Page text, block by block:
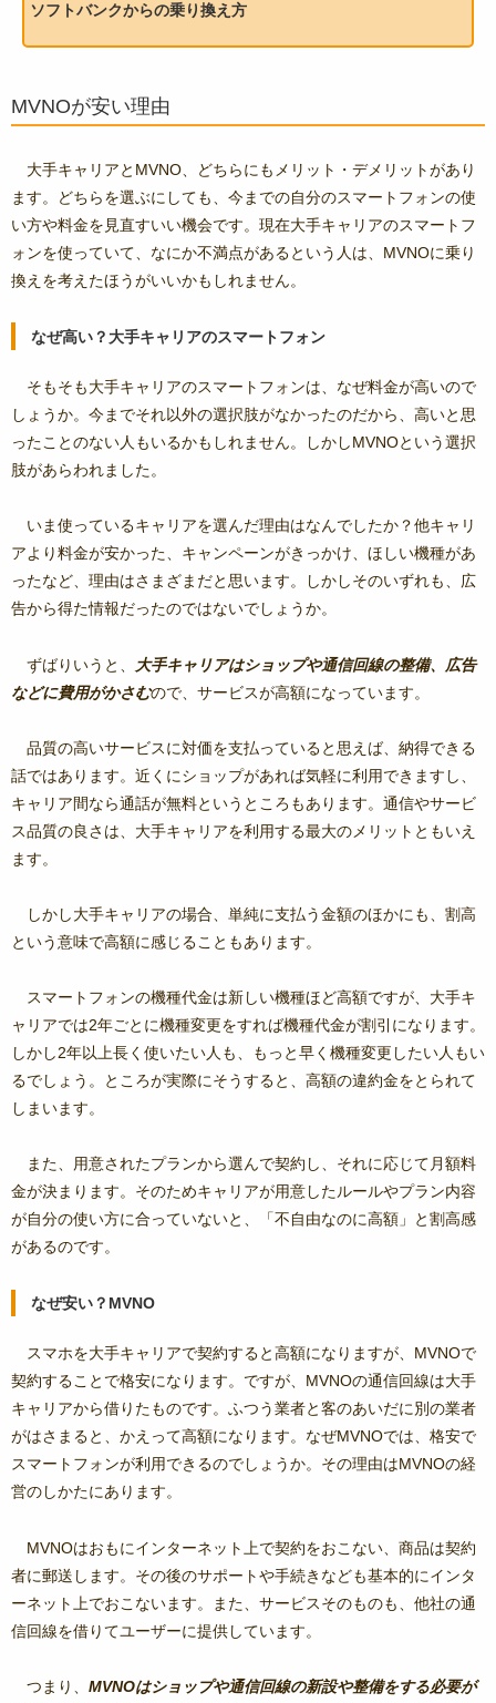
ソフトバンクからの乗り換え方
MVNOが安い理由
大手キャリアとMVNO、どちらにもメリット・デメリットがあり
ます。どちらを選ぶにしても、今までの自分のスマートフォンの使
い方や料金を見直すいい機会です。現在大手キャリアのスマートフ
ォンを使っていて、なにか不満点があるという人は、MVNOに乗り
換えを考えたほうがいいかもしれません。
なぜ高い？大手キャリアのスマートフォン
そもそも大手キャリアのスマートフォンは、なぜ料金が高いので
しょうか。今までそれ以外の選択肢がなかったのだから、高いと思
ったことのない人もいるかもしれません。しかしMVNOという選択
肢があらわれました。
いま使っているキャリアを選んだ理由はなんでしたか？他キャリ
アより料金が安かった、キャンペーンがきっかけ、ほしい機種があ
ったなど、理由はさまざまだと思います。しかしそのいずれも、広
告から得た情報だったのではないでしょうか。
ずばりいうと、
大手キャリアはショップや通信回線の整備、広告
などに費用がかさむので、サービスが高額になっています。
品質の高いサービスに対価を支払っていると思えば、納得できる
話ではあります。近くにショップがあれば気軽に利用できますし、
キャリア間なら通話が無料というところもあります。通信やサービ
ス品質の良さは、大手キャリアを利用する最大のメリットともいえ
ます。
しかし大手キャリアの場合、単純に支払う金額のほかにも、割高
という意味で高額に感じることもあります。
スマートフォンの機種代金は新しい機種ほど高額ですが、大手キ
ャリアでは2年ごとに機種変更をすれば機種代金が割引になります。
しかし2年以上長く使いたい人も、もっと早く機種変更したい人もい
るでしょう。ところが実際にそうすると、高額の違約金をとられて
しまいます。
また、用意されたプランから選んで契約し、それに応じて月額料
金が決まります。そのためキャリアが用意したルールやプラン内容
が自分の使い方に合っていないと、「不自由なのに高額」と割高感
があるのです。
なぜ安い？MVNO
スマホを大手キャリアで契約すると高額になりますが、MVNOで
契約することで格安になります。ですが、MVNOの通信回線は大手
キャリアから借りたものです。ふつう業者と客のあいだに別の業者
がはさまると、かえって高額になります。なぜMVNOでは、格安で
スマートフォンが利用できるのでしょうか。その理由はMVNOの経
営のしかたにあります。
MVNOはおもにインターネット上で契約をおこない、商品は契約
者に郵送します。その後のサポートや手続きなども基本的にインタ
ーネット上でおこないます。また、サービスそのものも、他社の通
信回線を借りてユーザーに提供しています。
つまり、 MVNOはショップや通信回線の新設や整備をする必要が